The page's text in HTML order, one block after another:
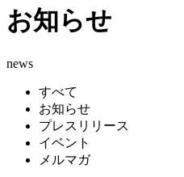
お知らせ
news
すべて
お知らせ
プレスリリース
イベント
メルマガ